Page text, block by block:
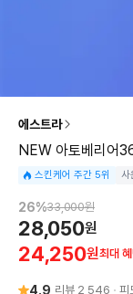
에스트라
NEW 아토베리어
스킨케어 주간 5위 사
26%33,000원
28,050원
24,250원최대
4.9 리뷰 2,546 피